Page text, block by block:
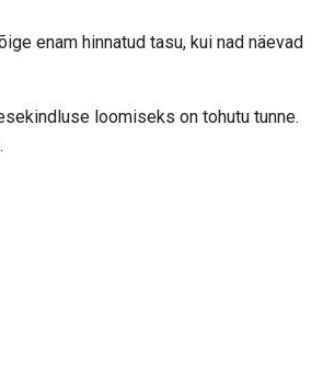
enam hinnatud tasu, kui nad näevad
loomiseks on tohutu tunne.